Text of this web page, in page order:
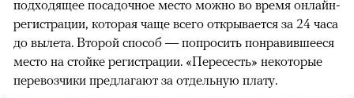
подходящее посадочное место можно во время онлайн-
регистрации, которая чаще всего открывается за 24 часа
до вылета. Второй способ — попросить понравившееся
место на стойке регистрации. «Пересесть» некоторые
перевозчики предлагают за отдельную плату.